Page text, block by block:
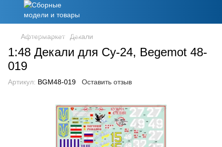
Афтермаркет Декали
1:48 Декали для Су-24, Begemot 48-
019
Артикул: BGM48-019 Оставить отзыв